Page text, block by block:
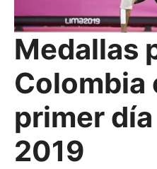
Medallas
Colombia
primer
2019